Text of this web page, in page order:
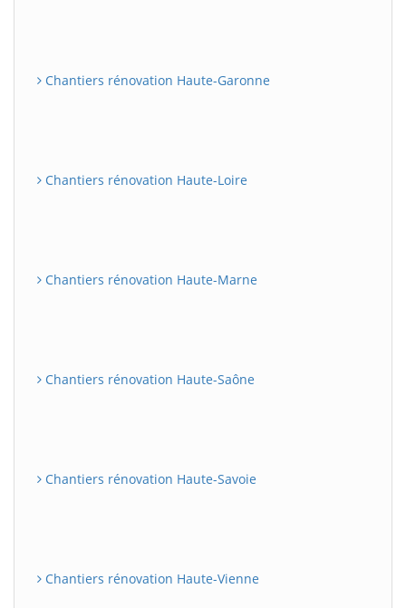
Chantiers rénovation Haute-Garonne
Chantiers rénovation Haute-Loire
Chantiers rénovation Haute-Marne
Chantiers rénovation Haute-Saône
Chantiers rénovation Haute-Savoie
Chantiers rénovation Haute-Vienne